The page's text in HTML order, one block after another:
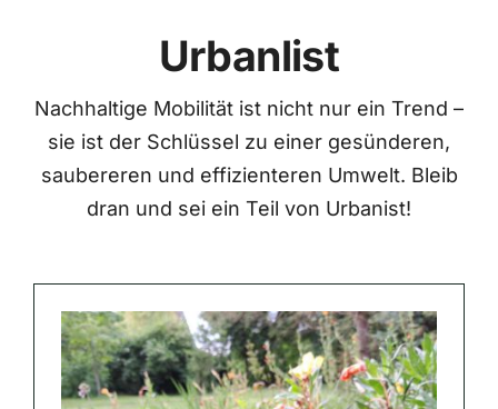
Urbanlist
Nachhaltige Mobilität ist nicht nur ein Trend –
sie ist der Schlüssel zu einer gesünderen,
saubereren und effizienteren Umwelt. Bleib
dran und sei ein Teil von Urbanist!